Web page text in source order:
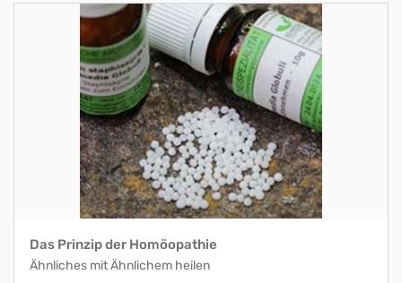
Das Prinzip der Homöopathie
Ähnliches mit Ähnlichem heilen